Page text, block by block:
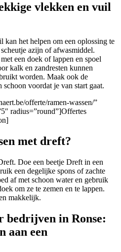
vlekken en vuil
het helpen om een oplossing te
azijn of afwasmiddel.
een doek of lappen en spoel
kalk en zandresten kunnen
worden. Maak ook de
voordat je van start gaat.
offerte/ramen-wassen/”
radius=”round”]Offertes
met dreft?
Doe een beetje Dreft in een
een degelijke spons of zachte
af met schoon water en gebruik
om ze te zemen en te lappen.
makkelijk.
bedrijven in Ronse:
aan een